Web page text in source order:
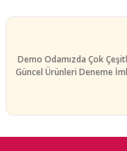
Demo Odamızda Çok
Güncel Ürünleri Deneme